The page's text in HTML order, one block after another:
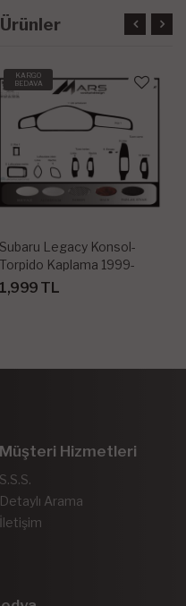
KARGO
BEDAVA
Subaru Legacy Konsol-
Torpido Kaplama 1999-
2004 10 Parça
1,999 TL
Müşteri Hizmetleri
S.S.S.
Detaylı Arama
İletişim